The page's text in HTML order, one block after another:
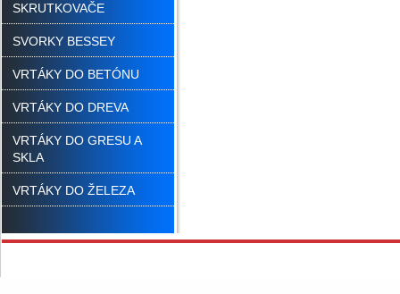
SKRUTKOVAČE
SVORKY BESSEY
VRTÁKY DO BETÓNU
VRTÁKY DO DREVA
VRTÁKY DO GRESU A
SKLA
VRTÁKY DO ŽELEZA